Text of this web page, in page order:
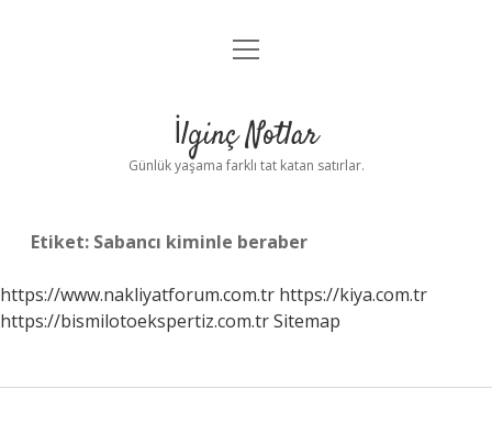
Anasayfa
Yasal Uyarı
menüyü
İlginç Notlar
Günlük yaşama farklı tat katan satırlar.
Etiket: Sabancı kiminle beraber
https://www.nakliyatforum.com.tr https://kiya.com.tr
https://bismilotoekspertiz.com.trSitemap